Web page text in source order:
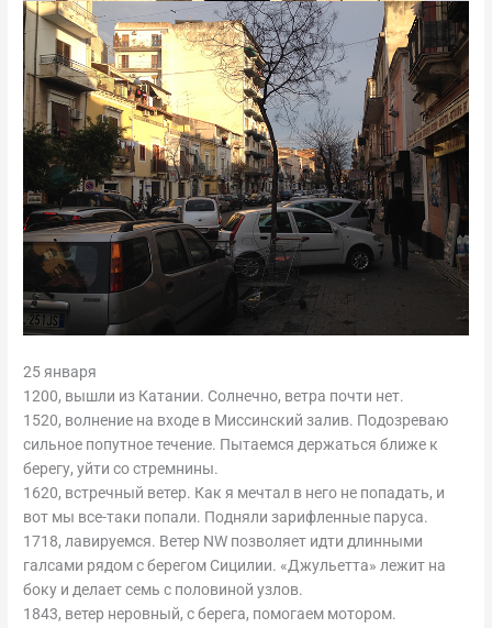
25 января
1200, вышли из Катании. Солнечно, ветра почти нет.
1520, волнение на входе в Миссинский залив. Подозреваю
сильное попутное течение. Пытаемся держаться ближе к
берегу, уйти со стремнины.
1620, встречный ветер. Как я мечтал в него не попадать, и
вот мы все-таки попали. Подняли зарифленные паруса.
1718, лавируемся. Ветер NW позволяет идти длинными
галсами рядом с берегом Сицилии. «Джульетта» лежит на
боку и делает семь с половиной узлов.
1843, ветер неровный, с берега, помогаем мотором.